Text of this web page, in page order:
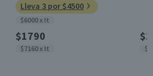
Lleva 3 por $4500
$6000 x lt
$1790
$7160 x lt